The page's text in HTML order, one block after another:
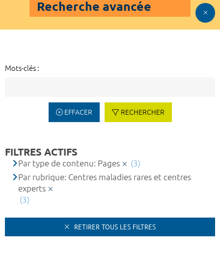
Recherche avancée
Mots-clés :
EFFACER RECHERCHER
FILTRES ACTIFS
Par type de contenu: Pages
(3)
Par rubrique: Centres maladies rares et centres
experts
(3)
RETIRER TOUS LES FILTRES